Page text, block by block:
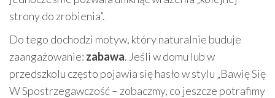
strony do zrobienia”.
Do tego dochodzi motyw, który naturalnie buduje
zaangażowanie: zabawa. Jeśli w domu lub w
przedszkolu często pojawia się hasło w stylu „Bawię Się
W Spostrzegawczość – zobaczmy, co jeszcze potrafimy